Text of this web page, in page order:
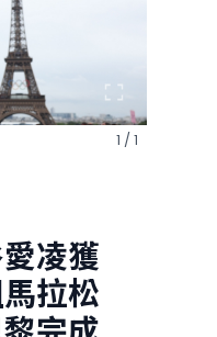
1 / 1
凌獲
拉松